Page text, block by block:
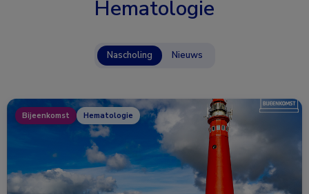
Hematologie
Nascholing Nieuws
Bijeenkomst Hematologie